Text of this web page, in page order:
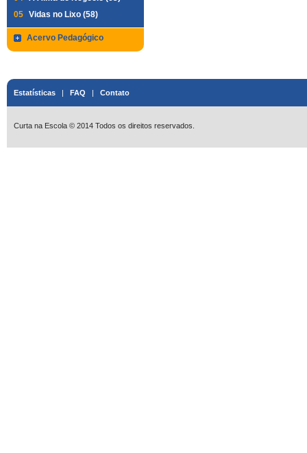
05 Vidas no Lixo (58)
Acervo Pedagógico
Estatísticas | FAQ | Contato
Curta na Escola © 2014 Todos os direitos reservados.